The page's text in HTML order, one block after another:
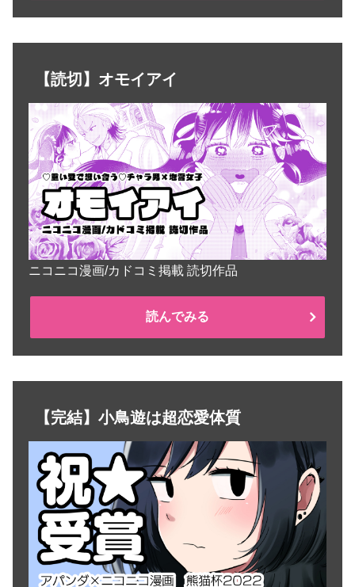
【読切】オモイアイ
ニコニコ漫画/カドコミ掲載 読切作品
読んでみる
【完結】小鳥遊は超恋愛体質